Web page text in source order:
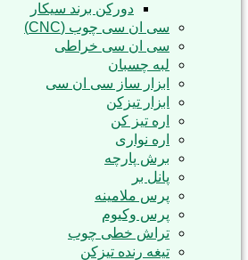
دورکن برند سیکار
سی ان سی چوب (CNC)
سی ان سی خراطی
لبه چسبان
ابزار ساز سی ان سی
ابزار تیزکن
اره تیز کن
اره نواری
برش پارچه
پانل بر
پرس ملامینه
پرس وکیوم
تراش خطی چوب
تیغه رنده تیزکن